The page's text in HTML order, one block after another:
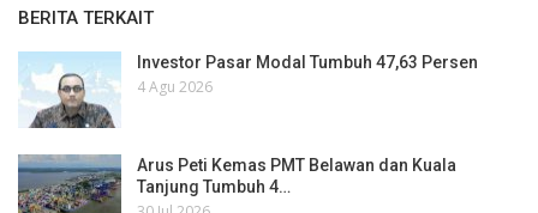
BERITA TERKAIT
Investor Pasar Modal Tumbuh 47,63 Persen
4 Agu 2026
Arus Peti Kemas PMT Belawan dan Kuala
Tanjung Tumbuh 4…